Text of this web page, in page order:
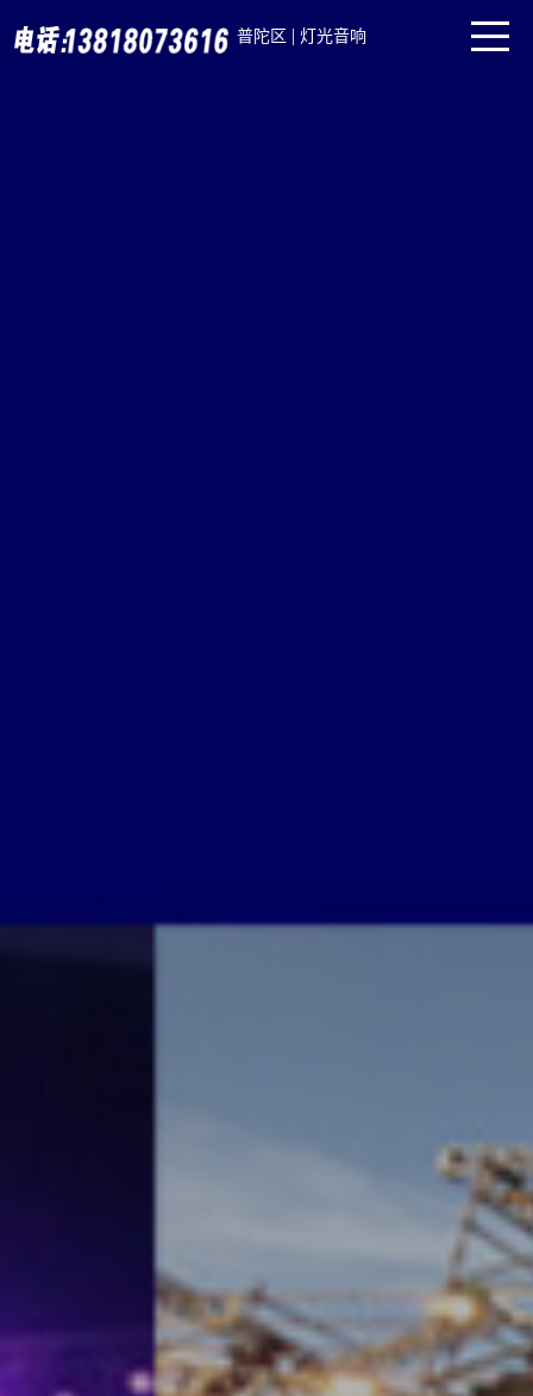
普陀区 | 灯光音响